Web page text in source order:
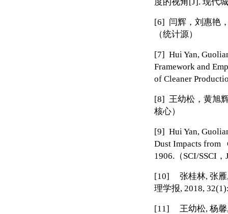
[6] 闫辉，刘惠艳
（统计源）
[7] Hui Yan,
Framework and
of Cleaner
[8] 王幼松，黄旭
核心）
[9] Hui Yan,
Dust Impacts from
1906. （SCI/SSCI ，
[10] 张桂林, 张雁
理学报, 2018,
[11] 王幼松, 杨馨